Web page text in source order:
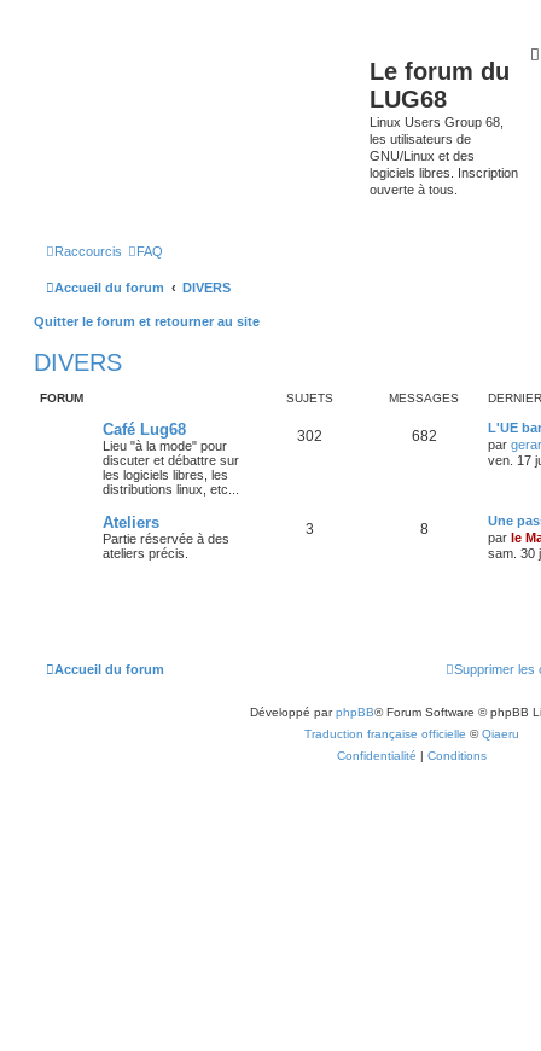
Le forum du
LUG68
Linux Users Group 68,
les utilisateurs de
GNU/Linux et des
logiciels libres. Inscription
ouverte à tous.
Raccourcis FAQ
Accueil du forum DIVERS
Quitter le forum et retourner au site
DIVERS
FORUM SUJETS MESSAGES
Café Lug68
Lieu "à la mode" pour
discuter et débattre sur
les logiciels libres, les
distributions linux, etc...
302 682
L'UE
par
ven. 17
Ateliers
Partie réservée à des
ateliers précis.
3 8
Une
par le
sam. 30
Accueil du forum Supprimer les
Développé parphpBB® Forum Software © phpBB
Traduction française officielle ©Qiaeru
Confidentialité | Conditions